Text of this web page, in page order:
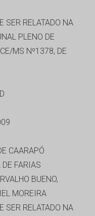
SER RELATADO NA
PLENO DE
MS Nº1378, DE
CAARAPÓ
DE FARIAS
BUENO,
MOREIRA
SER RELATADO NA